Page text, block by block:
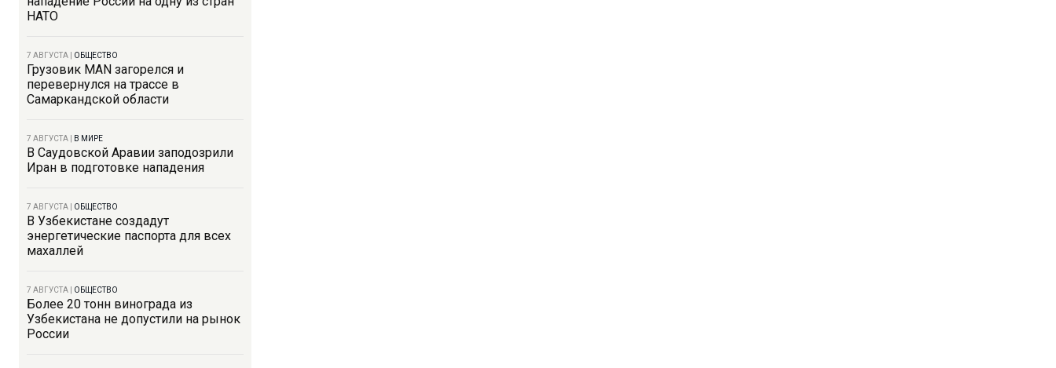
НАТО
7 АВГУСТА ОБЩЕСТВО
Грузовик MAN загорелся и
перевернулся на трассе в
Самаркандской области
7 АВГУСТА В МИРЕ
В Саудовской Аравии заподозрили
Иран в подготовке нападения
7 АВГУСТА ОБЩЕСТВО
В Узбекистане создадут
энергетические паспорта для всех
махаллей
7 АВГУСТА ОБЩЕСТВО
Более 20 тонн винограда из
Узбекистана не допустили на рынок
России